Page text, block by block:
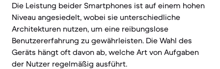
Die Leistung beider Smartphones ist auf einem hohen
Niveau angesiedelt, wobei sie unterschiedliche
Architekturen nutzen, um eine reibungslose
Benutzererfahrung zu gewährleisten. Die Wahl des
Geräts hängt oft davon ab, welche Art von Aufgaben
der Nutzer regelmäßig ausführt.